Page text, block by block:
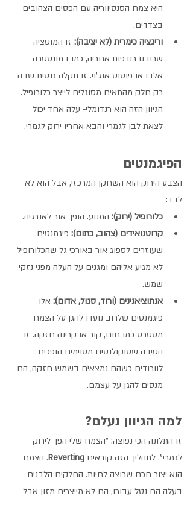
היא צמח הסנסיווריה עם הפסים הצהובים
בצדדים.
וריגציה כימרית (לא יציבה): זו המוטציה
שרובנו רודפות אחריה, כמו במונסטרה
אלבו או פוטוס אנג'וי. זו תקלה גנטית שבה
רק חלק מהתאים מסוגלים לייצר כלורופיל.
הגיוון הזה הוא רנדומלי- עלה אחד יכול
לצאת לבן לגמרי והבא אחריו ירוק לגמרי.
הפיגמנטים
הצבע הירוק הוא השחקן המרכזי, אבל הוא לא
לבד:
כלורופיל (ירוק): המנוע. הופך אור לאנרגיה.
קרוטנואידים (צהוב, כתום): פיגמנטים
שעוזרים לספוג אור באורכי גל שהכלורופיל
לא מגיע אליהם ומגנים על העלה מפני נזקי
שמש.
אנתוציאנינים (ורוד, סגול, אדום): אלו
פיגמנטים שלרוב נועדו להגן על הצמח
מסטרס כמו חום, קור או קרינה חזקה. זו
הסיבה שסוקולנטים מסוימים הופכים
לוורודים כשהם נמצאים בשמש חזקה, הם
מנסים להגן על עצמם.
למה הגיוון נעלם?
זו התלונה הכי נפוצה: "הצמח שלי הפך לירוק
לגמרי". לתהליך הזה קוראים Reverting. הצמח
הוא יצור חכם שרוצה לחיות. החלקים הלבנים
בעלה הם נטל עבורו, הם לא מייצרים מזון אבל